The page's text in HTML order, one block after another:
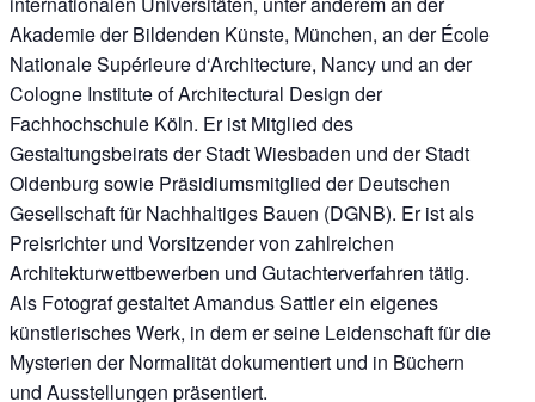
Akademie der Bildenden Künste, München, an der École
Nationale Supérieure d‘Architecture, Nancy und an der
Cologne Institute of Architectural Design der
Fachhochschule Köln. Er ist Mitglied des
Gestaltungsbeirats der Stadt Wiesbaden und der Stadt
Oldenburg sowie Präsidiumsmitglied der Deutschen
Gesellschaft für Nachhaltiges Bauen (DGNB). Er ist als
Preisrichter und Vorsitzender von zahlreichen
Architekturwettbewerben und Gutachterverfahren tätig.
Als Fotograf gestaltet Amandus Sattler ein eigenes
künstlerisches Werk, in dem er seine Leidenschaft für die
Mysterien der Normalität dokumentiert und in Büchern
und Ausstellungen präsentiert.